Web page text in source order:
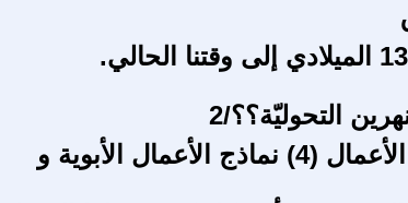
التحوليّة؟؟/2
الحكمة اليهودية لنجاح الأعمال (4) نماذج الأعمال الأبوية و